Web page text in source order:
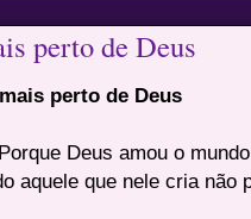
perto de Deus
perto de Deus
Deus amou o
aquele que nele cria